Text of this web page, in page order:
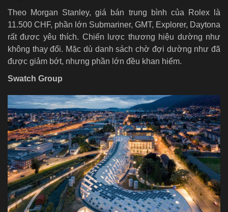
Theo Morgan Stanley, giá bán trung bình của Rolex là
11.500 CHF, phần lớn Submariner, GMT, Explorer, Daytona
rất đươc yêu thích. Chiến lược thương hiệu dường như
không thay đổi. Mặc dù danh sách chờ đợi dường như đã
được giảm bớt, nhưng phần lớn đều khan hiếm.
Swatch Group